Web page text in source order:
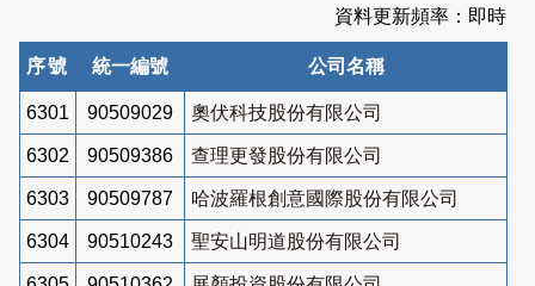
資料更新頻率：即時
序號 統一編號 公司名稱
6301 90509029 奧伏科技股份有限公司
6302 90509386 查理更發股份有限公司
6303 90509787 哈波羅根創意國際股份有限公司
6304 90510243 聖安山明道股份有限公司